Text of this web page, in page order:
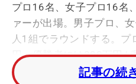
プロ16名、女子プロ16名
ァーが出場。男子プロ、
人1組でラウンドする。
円、優勝者には200万円
記事の続